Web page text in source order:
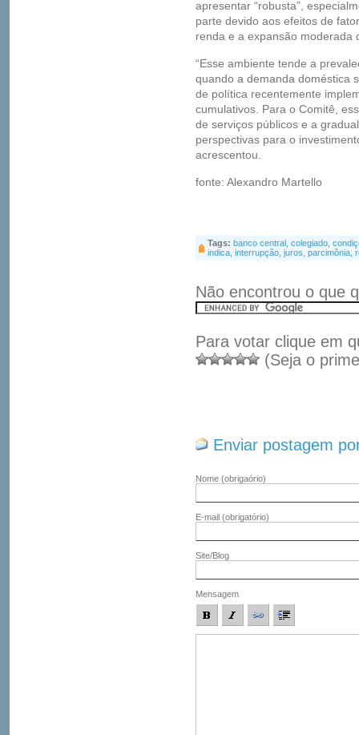
apresentar “robusta”,
parte devido aos efeitos de
renda e a expansão moderada
“Esse ambiente tende a
quando a demanda doméstica
de política recentemente
cumulativos. Para o Comitê,
de serviços públicos e a
perspectivas para o
acrescentou.
fonte: Alexandro Martello
Tags: banco central colegiado
indica interrupção juros parcimônia
Não encontrou o que
Para votar clique em
(Seja o
Enviar postagem
Nome (obrigaório)
E-mail (obrigatório)
Site/Blog
Mensagem